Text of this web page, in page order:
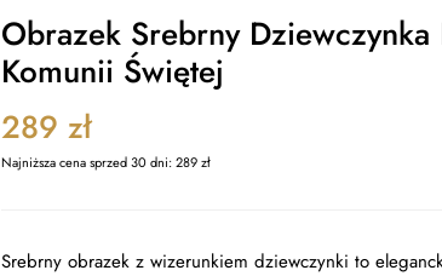
Obrazek Srebrny Dziewczynka
Komunii Świętej
289 zł
Najniższa cena sprzed 30 dni:289zł
Srebrny obrazek z wizerunkiem dziewczynki to